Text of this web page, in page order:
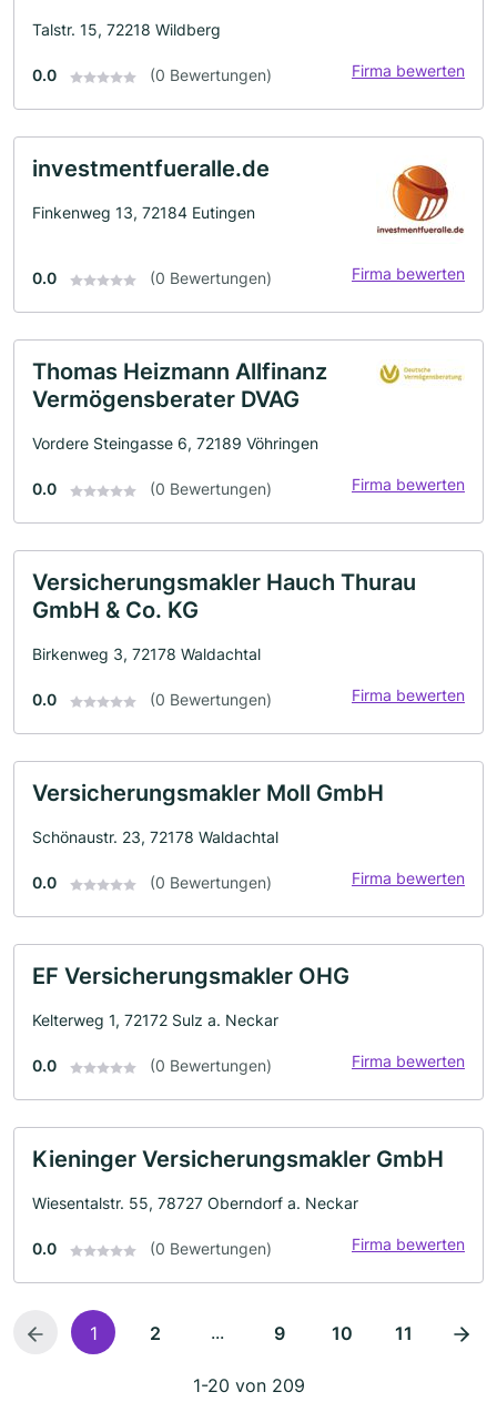
Talstr. 15, 72218 Wildberg
0.0 (0 Bewertungen) Firma bewerten
investmentfueralle.de
Finkenweg 13, 72184 Eutingen
0.0 (0 Bewertungen) Firma bewerten
Thomas Heizmann Allfinanz
Vermögensberater DVAG
Vordere Steingasse 6, 72189 Vöhringen
0.0 (0 Bewertungen) Firma bewerten
Versicherungsmakler Hauch Thurau
GmbH & Co. KG
Birkenweg 3, 72178 Waldachtal
0.0 (0 Bewertungen) Firma bewerten
Versicherungsmakler Moll GmbH
Schönaustr. 23, 72178 Waldachtal
0.0 (0 Bewertungen) Firma bewerten
EF Versicherungsmakler OHG
Kelterweg 1, 72172 Sulz a. Neckar
0.0 (0 Bewertungen) Firma bewerten
Kieninger Versicherungsmakler GmbH
Wiesentalstr. 55, 78727 Oberndorf a. Neckar
0.0 (0 Bewertungen) Firma bewerten
1 2 ... 9 10 11
1-20 von 209